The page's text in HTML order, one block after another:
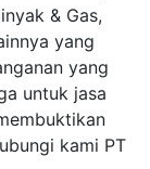
& Gas,
yang
yang
untuk jasa
kami PT